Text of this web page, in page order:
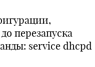
перезапуска
service dhcpd